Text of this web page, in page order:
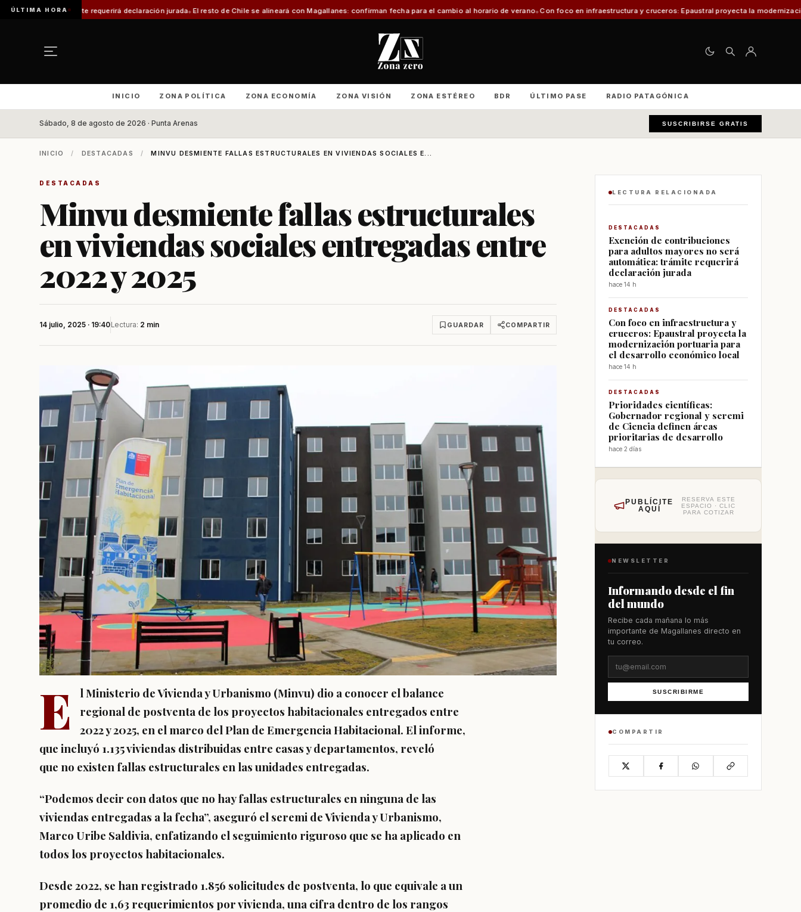
ÚLTIMA HORA
requerirá declaración jurada El resto de Chile se alineará con Magallanes: confirman fecha para el cambio al horario de verano Con foco en infraestructura y cruceros: Epaustral proyecta la modernización portuaria para el
INICIO ZONA POLÍTICA ZONA ECONOMÍA ZONA VISIÓN ZONA ESTÉREO BDR ÚLTIMO PASE RADIO PATAGÓNICA
Sábado, 8 de agosto de 2026 · Punta Arenas SUSCRIBIRSE GRATIS
INICIO / DESTACADAS / MINVU DESMIENTE FALLAS ESTRUCTURALES EN VIVIENDAS SOCIALES E...
DESTACADAS
Minvu desmiente fallas estructurales
en viviendas sociales entregadas entre
2022 y 2025
14 julio, 2025 · 19:40Lectura: 2 min GUARDAR COMPARTIR
E
l Ministerio de Vivienda y Urbanismo (Minvu) dio a conocer el balance
regional de postventa de los proyectos habitacionales entregados entre
2022 y 2025, en el marco del Plan de Emergencia Habitacional. El informe,
que incluyó 1.135 viviendas distribuidas entre casas y departamentos, reveló
que no existen fallas estructurales en las unidades entregadas.
“Podemos decir con datos que no hay fallas estructurales en ninguna de las
viviendas entregadas a la fecha”, aseguró el seremi de Vivienda y Urbanismo,
Marco Uribe Saldivia, enfatizando el seguimiento riguroso que se ha aplicado en
todos los proyectos habitacionales.
Desde 2022, se han registrado 1.856 solicitudes de postventa, lo que equivale a un
promedio de 1,63 requerimientos por vivienda, una cifra dentro de los rangos
LECTURA RELACIONADA
DESTACADAS
Exención de contribuciones
para adultos mayores no será
automática: trámite requerirá
declaración jurada
hace 14 h
DESTACADAS
Con foco en infraestructura y
cruceros: Epaustral proyecta la
modernización portuaria para
el desarrollo económico local
hace 14 h
DESTACADAS
Prioridades científicas:
Gobernador regional y seremi
de Ciencia definen áreas
prioritarias de desarrollo
hace 2 días
PUBLÍCITE
AQUÍ
RESERVA ESTE
ESPACIO · CLIC
PARA COTIZAR
NEWSLETTER
Informando desde el fin
del mundo
Recibe cada mañana lo más
importante de Magallanes directo en
tu correo.
SUSCRIBIRME
COMPARTIR